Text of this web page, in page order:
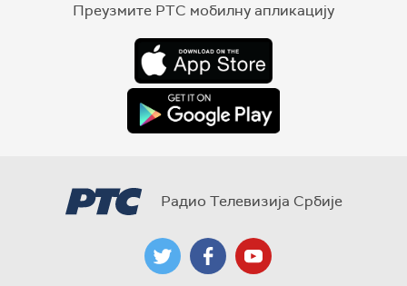
Преузмите РТС мобилну апликацију
Радио Телевизија Србије